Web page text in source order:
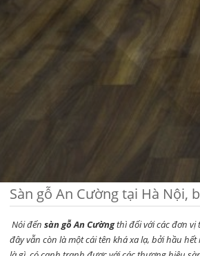
Sàn gỗ An Cường tại Hà Nội,
Nói đến sàn gỗ An Cườngthì đối với các đơn vị
đây vẫn còn là một cái tên khá xa lạ, bởi hầu